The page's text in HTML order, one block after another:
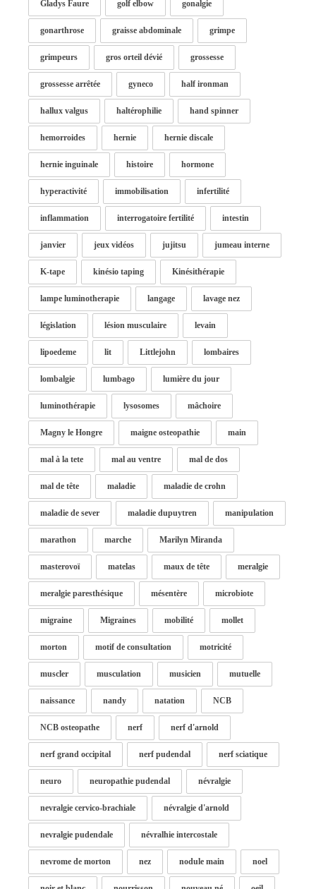
Gladys Faure golf elbow gonalgie
gonarthrose graisse abdominale grimpe
grimpeurs gros orteil dévié grossesse
grossesse arrêtée gyneco half ironman
hallux valgus haltérophilie hand spinner
hemorroides hernie hernie discale
hernie inguinale histoire hormone
hyperactivité immobilisation infertilité
inflammation interrogatoire fertilité intestin
janvier jeux vidéos jujitsu jumeau interne
K-tape kinésio taping Kinésithérapie
lampe luminotherapie langage lavage nez
législation lésion musculaire levain
lipoedeme lit Littlejohn lombaires
lombalgie lumbago lumière du jour
luminothérapie lysosomes mâchoire
Magny le Hongre maigne osteopathie main
mal à la tete mal au ventre mal de dos
mal de tête maladie maladie de crohn
maladie de sever maladie dupuytren manipulation
marathon marche Marilyn Miranda
masterovoï matelas maux de tête meralgie
meralgie paresthésique mésentère microbiote
migraine Migraines mobilité mollet
morton motif de consultation motricité
muscler musculation musicien mutuelle
naissance nandy natation NCB
NCB osteopathe nerf nerf d'arnold
nerf grand occipital nerf pudendal nerf sciatique
neuro neuropathie pudendal névralgie
nevralgie cervico-brachiale névralgie d'arnold
nevralgie pudendale névralhie intercostale
nevrome de morton nez nodule main noel